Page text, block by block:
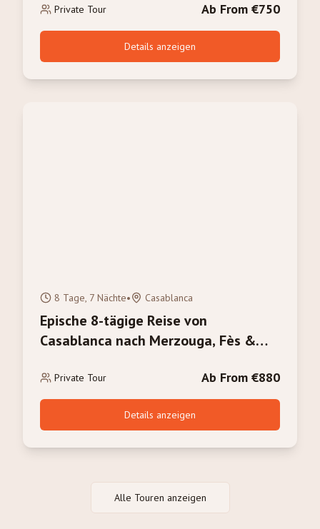
Erlebnis
Private Tour Ab From €750
Details anzeigen
8 Tage, 7 Nächte• Casablanca
Epische 8-tägige Reise von
Casablanca nach Merzouga, Fès &
Entdeckung
Private Tour Ab From €880
Details anzeigen
Alle Touren anzeigen